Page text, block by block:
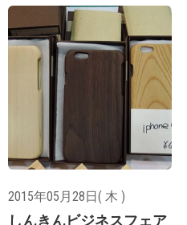
2015年05月28日( 木 )
しんきんビジネスフェア